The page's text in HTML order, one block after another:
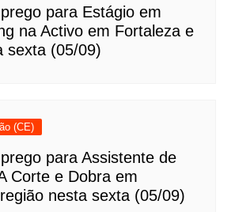
para Estágio em
na Activo em Fortaleza e
sexta (05/09)
(CE)
para Assistente de
Corte e Dobra em
nesta sexta (05/09)